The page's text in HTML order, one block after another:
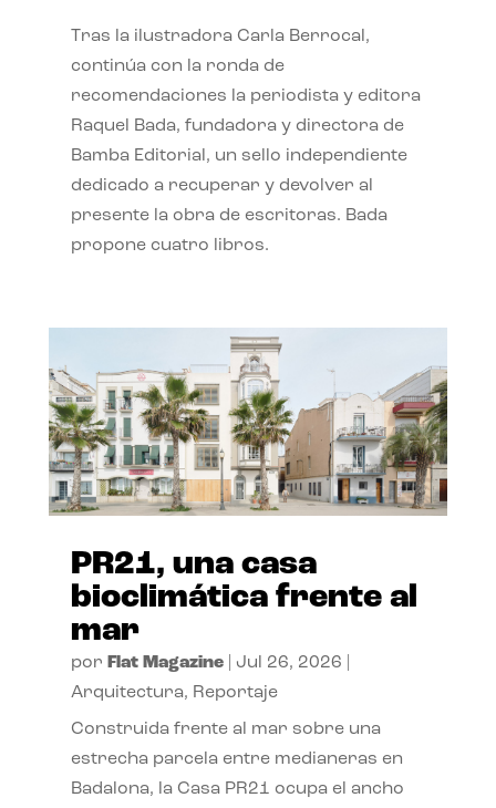
Tras la ilustradora Carla Berrocal,
continúa con la ronda de
recomendaciones la periodista y editora
Raquel Bada, fundadora y directora de
Bamba Editorial, un sello independiente
dedicado a recuperar y devolver al
presente la obra de escritoras. Bada
propone cuatro libros.
PR21, una casa
bioclimática frente al
mar
por Flat Magazine| Jul 26, 2026
Arquitectura, Reportaje
Construida frente al mar sobre una
estrecha parcela entre medianeras en
Badalona, la Casa PR21 ocupa el ancho